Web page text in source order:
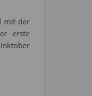
mit der
erste